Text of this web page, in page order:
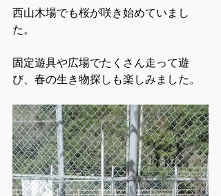
西山木場でも桜が咲き始めていまし
た。
固定遊具や広場でたくさん走って遊
び、春の生き物探しも楽しみました。